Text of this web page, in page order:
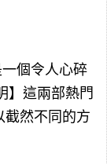
個令人心碎
】這兩部熱門
截然不同的方